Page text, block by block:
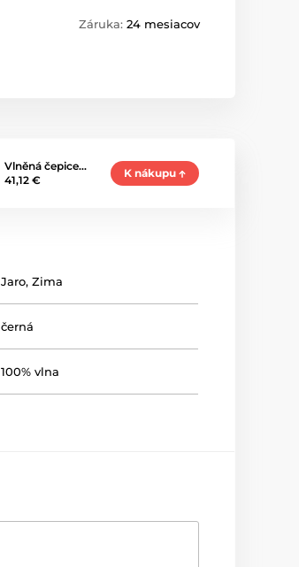
Záruka: 24 mesiacov
Vlněná čepice…
41,12 €
K nákupu
Jaro,Zima
černá
100% vlna